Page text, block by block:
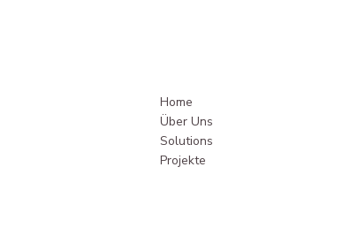
Home
Über Uns
Solutions
Projekte